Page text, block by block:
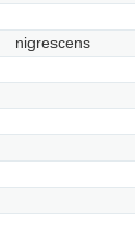
nigrescens